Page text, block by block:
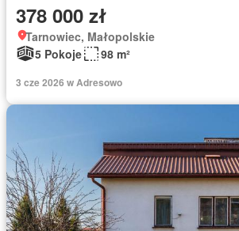
378 000 zł
Tarnowiec, Małopolskie
5 Pokoje
98 m²
3 cze 2026 w Adresowo